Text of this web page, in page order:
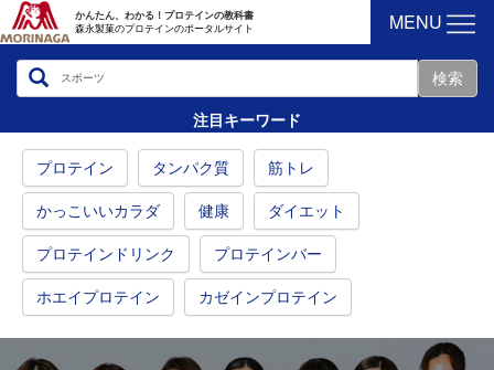
かんたん、わかる！プロテインの教科書
森永製菓のプロテインのポータルサイト
MENU
注目キーワード
プロテイン タンパク質 筋トレ
かっこいいカラダ 健康 ダイエット
プロテインドリンク プロテインバー
ホエイプロテイン カゼインプロテイン